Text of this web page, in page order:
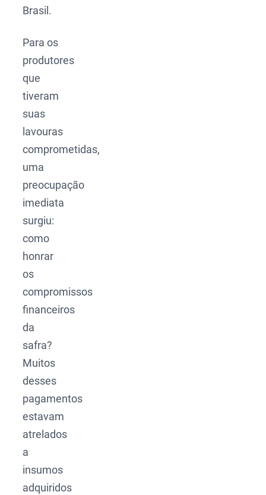
Brasil.
Para os
produtores
que
tiveram
suas
lavouras
comprometidas,
uma
preocupação
imediata
surgiu:
como
honrar
os
compromissos
financeiros
da
safra?
Muitos
desses
pagamentos
estavam
atrelados
a
insumos
adquiridos